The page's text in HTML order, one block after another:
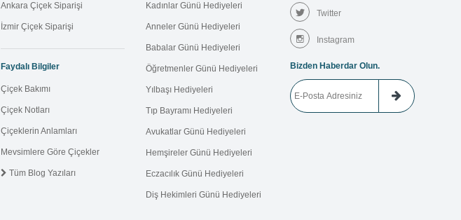
Ankara Çiçek Siparişi
İzmir Çiçek Siparişi
Faydalı Bilgiler
Çiçek Bakımı
Çiçek Notları
Çiçeklerin Anlamları
Mevsimlere Göre Çiçekler
Tüm Blog Yazıları
Kadınlar Günü Hediyeleri
Anneler Günü Hediyeleri
Babalar Günü Hediyeleri
Öğretmenler Günü Hediyeleri
Yılbaşı Hediyeleri
Tıp Bayramı Hediyeleri
Avukatlar Günü Hediyeleri
Hemşireler Günü Hediyeleri
Eczacılık Günü Hediyeleri
Diş Hekimleri Günü Hediyeleri
Twitter
Instagram
Bizden Haberdar Olun.